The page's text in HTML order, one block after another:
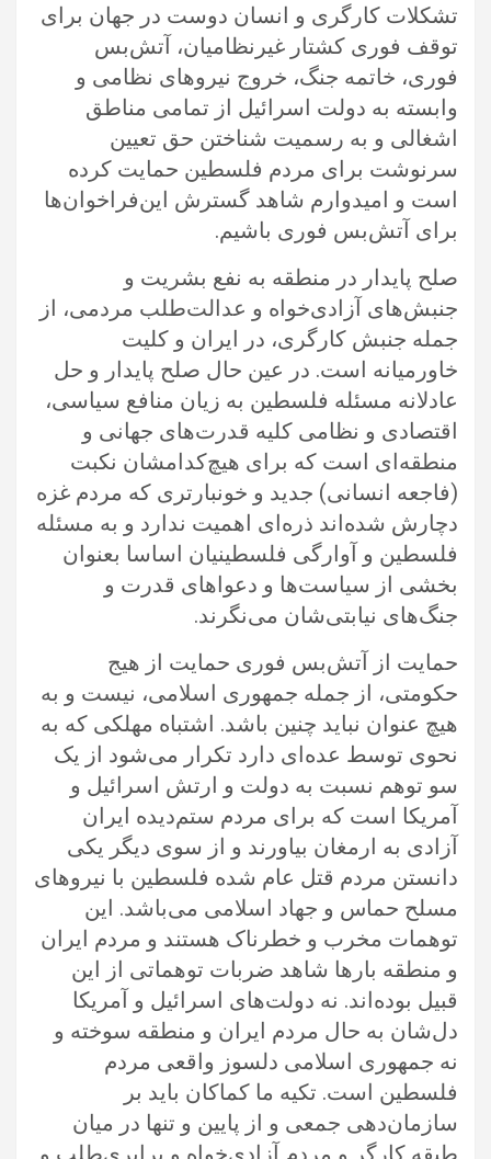
تشکلات‌ کارگری و انسان دوست در جهان برای
توقف فوری کشتار غیرنظامیان، آتش‌بس
فوری، خاتمه جنگ، خروج نیروهای نظامی و‌
وابسته به دولت اسرائیل از تمامی مناطق
اشغالی و به رسمیت شناختن حق تعیین
سرنوشت برای مردم فلسطین حمایت کرده
است و امیدوارم شاهد گسترش این‌فراخوان‌ها
برای آتش‌بس فوری باشیم.
صلح پایدار در منطقه به نفع بشریت و
جنبش‌های آزادی‌خواه و عدالت‌طلب مردمی، از
جمله جنبش کارگری، در ایران و کلیت
خاورمیانه است. در عین حال صلح پایدار و حل
عادلانه مسئله فلسطین به زیان منافع سیاسی،
اقتصادی و‌ نظامی کلیه قدرت‌های جهانی و‌
منطقه‌ای است که برای هیچ‌کدامشان نکبت
(فاجعه انسانی) جدید و خونبارتری که مردم غزه
دچارش شده‌اند ذره‌ای اهمیت ندارد و به مسئله
فلسطین و‌ آوارگی فلسطینیان اساسا بعنوان
بخشی از سیاست‌ها و دعواهای قدرت و‌
جنگ‌های نیابتی‌شان می‌نگرند.
حمایت از آتش‌بس فوری حمایت از هیج‌
حکومتی، از جمله‌ جمهوری اسلامی، نیست و‌ به
هیچ عنوان نباید چنین باشد. اشتباه‌ مهلکی که به
نحوی توسط عده‌ای دارد تکرار می‌شود از یک
سو توهم نسبت به دولت و ‌ارتش اسرائیل و‌
آمریکا است که برای مردم‌ ستم‌دیده ایران
آزادی به ارمغان بیاورند و‌ از سوی دیگر یکی
دانستن مردم قتل عام شده فلسطین با نیروهای
مسلح حماس و‌ جهاد اسلامی می‌باشد. این
توهمات مخرب و‌ خطرناک هستند و مردم ایران
و ‌منطقه بارها شاهد ضربات توهماتی از این
قبیل بوده‌اند. نه دولت‌های اسرائیل و‌ آمریکا
دل‌شان به حال مردم ایران و ‌منطقه سوخته و
‌نه جمهوری اسلامی دلسوز واقعی مردم
فلسطین است. تکیه ما کماکان باید بر
سازمان‌دهی جمعی و‌ از پایین و تنها در میان
طبقه کارگر و مردم آزادی‌خواه و برابری‌طلب و